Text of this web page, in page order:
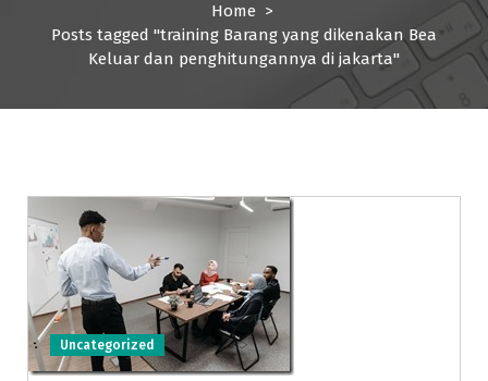
Home >
Posts tagged "training Barang yang dikenakan Bea
Keluar dan penghitungannya di jakarta"
Uncategorized